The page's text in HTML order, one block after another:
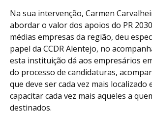
Na sua intervenção, Carmen
abordar o valor dos apoios do PR
médias empresas da região, deu
papel da CCDR Alentejo, no
esta instituição dá aos empresários
do processo de candidaturas,
que deve ser cada vez mais localizado
capacitar cada vez mais aqueles a
destinados.